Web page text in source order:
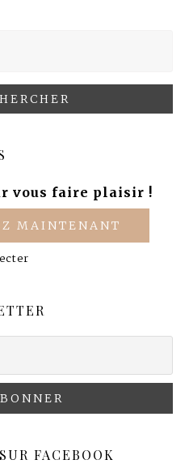
vous faire plaisir !
MAINTENANT
FACEBOOK